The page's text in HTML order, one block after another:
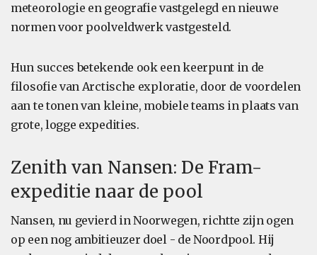
meteorologie en geografie vastgelegd en nieuwe
normen voor poolveldwerk vastgesteld.
Hun succes betekende ook een keerpunt in de
filosofie van Arctische exploratie, door de voordelen
aan te tonen van kleine, mobiele teams in plaats van
grote, logge expedities.
Zenith van Nansen: De Fram-
expeditie naar de pool
Nansen, nu gevierd in Noorwegen, richtte zijn ogen
op een nog ambitieuzer doel - de Noordpool. Hij